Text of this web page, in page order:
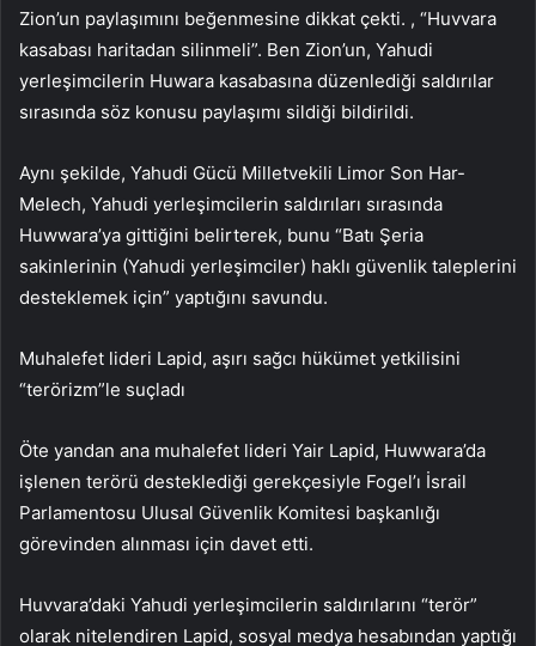
Zion’un paylaşımını beğenmesine dikkat çekti. , “Huvvara
kasabası haritadan silinmeli”. Ben Zion’un, Yahudi
yerleşimcilerin Huwara kasabasına düzenlediği saldırılar
sırasında söz konusu paylaşımı sildiği bildirildi.
Aynı şekilde, Yahudi Gücü Milletvekili Limor Son Har-
Melech, Yahudi yerleşimcilerin saldırıları sırasında
Huwwara’ya gittiğini belirterek, bunu “Batı Şeria
sakinlerinin (Yahudi yerleşimciler) haklı güvenlik taleplerini
desteklemek için” yaptığını savundu.
Muhalefet lideri Lapid, aşırı sağcı hükümet yetkilisini
“terörizm”le suçladı
Öte yandan ana muhalefet lideri Yair Lapid, Huwwara’da
işlenen terörü desteklediği gerekçesiyle Fogel’ı İsrail
Parlamentosu Ulusal Güvenlik Komitesi başkanlığı
görevinden alınması için davet etti.
Huvvara’daki Yahudi yerleşimcilerin saldırılarını “terör”
olarak nitelendiren Lapid, sosyal medya hesabından yaptığı